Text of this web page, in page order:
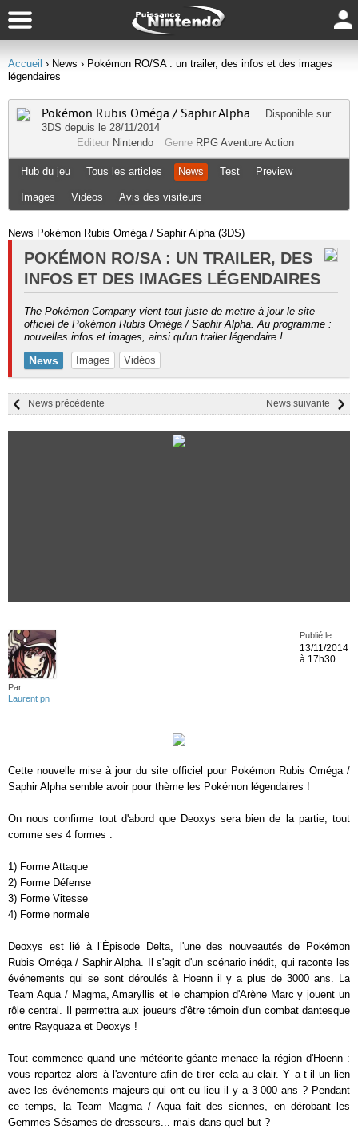
Accueil › News › Pokémon RO/SA : un trailer, des infos et des images
légendaires
Pokémon Rubis Oméga / Saphir Alpha
Disponible sur
3DS depuis le 28/11/2014
Editeur Nintendo Genre RPG Aventure Action
Hub du jeu Tous les articles News Test Preview
Images Vidéos Avis des visiteurs
News Pokémon Rubis Oméga / Saphir Alpha (3DS)
POKÉMON RO/SA : UN TRAILER, DES
INFOS ET DES IMAGES LÉGENDAIRES
The Pokémon Company vient tout juste de mettre à jour le site
officiel de Pokémon Rubis Oméga / Saphir Alpha. Au programme :
nouvelles infos et images, ainsi qu'un trailer légendaire !
News Images Vidéos
News suivante
News précédente
Par
Laurent pn
Publié le
13/11/2014
à 17h30
Cette nouvelle mise à jour du site officiel pour Pokémon Rubis Oméga /
Saphir Alpha semble avoir pour thème les Pokémon légendaires !
On nous confirme tout d'abord que Deoxys sera bien de la partie, tout
comme ses 4 formes :
1) Forme Attaque
2) Forme Défense
3) Forme Vitesse
4) Forme normale
Deoxys est lié à l’Épisode Delta, l'une des nouveautés de Pokémon
Rubis Oméga / Saphir Alpha. Il s'agit d'un scénario inédit, qui raconte les
événements qui se sont déroulés à Hoenn il y a plus de 3000 ans. La
Team Aqua / Magma, Amaryllis et le champion d'Arène Marc y jouent un
rôle central. Il permettra aux joueurs d'être témoin d'un combat dantesque
entre Rayquaza et Deoxys !
Tout commence quand une météorite géante menace la région d'Hoenn :
vous repartez alors à l'aventure afin de tirer cela au clair. Y a-t-il un lien
avec les événements majeurs qui ont eu lieu il y a 3 000 ans ? Pendant
ce temps, la Team Magma / Aqua fait des siennes, en dérobant les
Gemmes Sésames de dresseurs... mais dans quel but ?